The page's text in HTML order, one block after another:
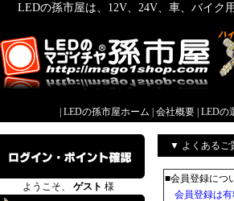
LEDの孫市屋は、12V、24V、車、バイク
LEDの孫市屋ホーム 会社概要 LEDの
ようこそ、 ゲスト 様
▼ よくあるご
■会員登録につ
会員登録は